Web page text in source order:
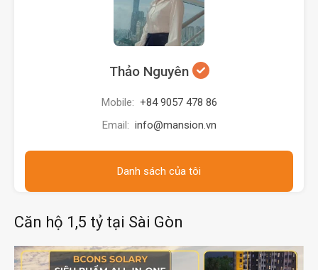
Thảo Nguyên
Mobile: +84 9057 478 86
Email: info@mansion.vn
Danh sách của tôi
Căn hộ 1,5 tỷ tại Sài Gòn